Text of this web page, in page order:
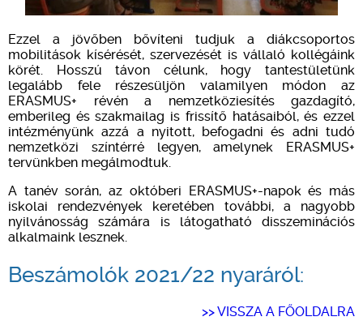
Ezzel a jövőben bővíteni tudjuk a diákcsoportos
mobilitások kísérését, szervezését is vállaló kollégáink
körét. Hosszú távon célunk, hogy tantestületünk
legalább fele részesüljön valamilyen módon az
ERASMUS+ révén a nemzetköziesítés gazdagító,
emberileg és szakmailag is frissítő hatásaiból, és ezzel
intézményünk azzá a nyitott, befogadni és adni tudó
nemzetközi színtérré legyen, amelynek ERASMUS+
tervünkben megálmodtuk.
A tanév során, az októberi ERASMUS+-napok és más
iskolai rendezvények keretében további, a nagyobb
nyilvánosság számára is látogatható disszeminációs
alkalmaink lesznek.
Beszámolók 2021/22 nyaráról:
>> VISSZA A FŐOLDALRA